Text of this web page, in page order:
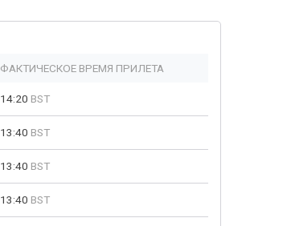
ФАКТИЧЕСКОЕ ВРЕМЯ ПРИЛЕТА
14:20 BST
13:40 BST
13:40 BST
13:40 BST